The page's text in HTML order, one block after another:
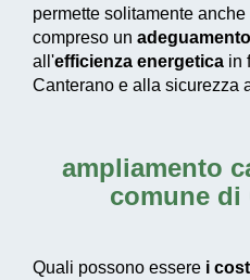
permette solitamente
compreso un
all'efficienza energetica in
Canterano e alla sicurezza
ampliamento
comune di
Quali possono essere i